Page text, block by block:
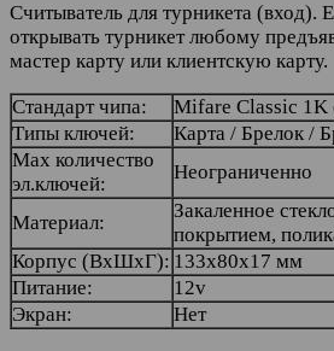
Считыватель для турникета (вход).
открывать турникет любому
мастер карту или клиентскую карту.
Стандарт чипа:
Mifare Classic 1K
Типы ключей:
Карта / Брелок /
Max количество
эл.ключей:
Неограниченно
Материал:
Закаленное
покрытием,
Корпус (ВхШхГ): 133х80х17 мм
Питание:
12v
Экран:
Нет